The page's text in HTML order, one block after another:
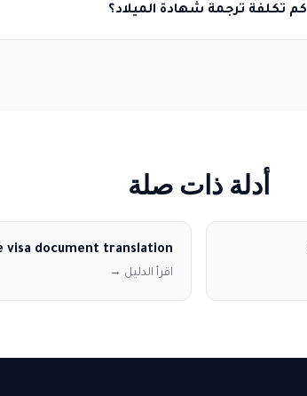
كم تكلفة ترجمة شهادة الميلاد؟
أدلة ذات صلة
visa document translation
اقرأ الدليل →